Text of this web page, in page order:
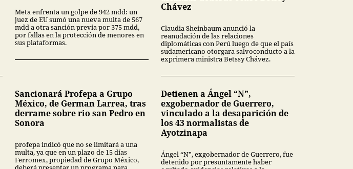
Meta enfrenta un golpe de 942 mdd: un
juez de EU sumó una nueva multa de 567
mdd a otra sanción previa por 375 mdd,
por fallas en la protección de menores en
sus plataformas.
Chávez
Claudia Sheinbaum anunció la
reanudación de las relaciones
diplomáticas con Perú luego de que el país
sudamericano otorgara salvoconducto a la
exprimera ministra Betssy Chávez.
Sancionará Profepa a Grupo
México, de German Larrea, tras
derrame sobre rio san Pedro en
Sonora
profepa indicó que no se limitará a una
multa, ya que en un plazo de 15 días
Ferromex, propiedad de Grupo México,
Detienen a Ángel “N”,
exgobernador de Guerrero,
vinculado a la desaparición de
los 43 normalistas de
Ayotzinapa
Ángel “N”, exgobernador de Guerrero, fue
detenido por presuntamente haber